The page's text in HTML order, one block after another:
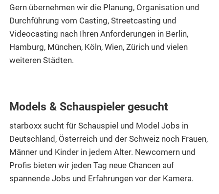
Gern übernehmen wir die Planung, Organisation und
Durchführung vom Casting, Streetcasting und
Videocasting nach Ihren Anforderungen in Berlin,
Hamburg, München, Köln, Wien, Zürich und vielen
weiteren Städten.
Models & Schauspieler gesucht
starboxx sucht für Schauspiel und Model Jobs in
Deutschland, Österreich und der Schweiz noch Frauen,
Männer und Kinder in jedem Alter. Newcomern und
Profis bieten wir jeden Tag neue Chancen auf
spannende Jobs und Erfahrungen vor der Kamera.